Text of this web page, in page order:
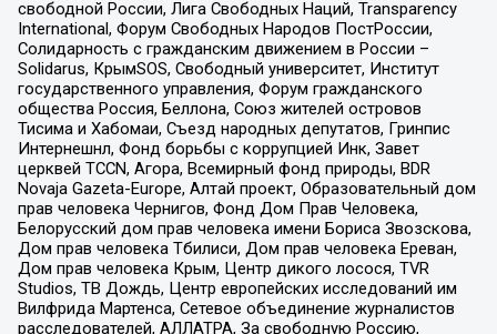
свободной России, Лига Свободных Наций, Transparеncy
International, Форум Свободных Народов ПостРоссии,
Солидарность с гражданским движением в России –
Solidarus, КрымSOS, Свободный университет, Институт
государственного управления, Форум гражданского
общества Россия, Беллона, Союз жителей островов
Тисима и Хабомаи, Съезд народных депутатов, Гринпис
Интернешнл, Фонд борьбы с коррупцией Инк, Завет
церквей TCCN, Агора, Всемирный фонд природы, BDR
Novaja Gazeta-Europe, Алтай проект, Образовательный дом
прав человека Чернигов, Фонд Дом Прав Человека,
Белорусский дом прав человека имени Бориса Звозскова,
Дом прав человека Тбилиси, Дом прав человека Ереван,
Дом прав человека Крым, Центр дикого лосося, TVR
Studios, ТВ Дождь, Центр европейских исследований им
Вилфрида Мартенса, Сетевое объединение журналистов
расследователей, АЛЛАТРА, За свободную Россию,